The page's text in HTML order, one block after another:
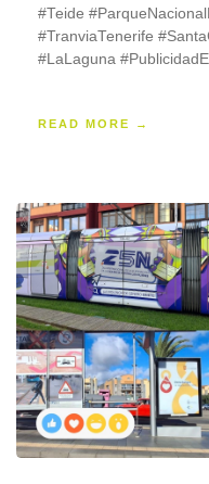
#Teide
#TranviaTenerife
#LaLaguna
READ MORE →